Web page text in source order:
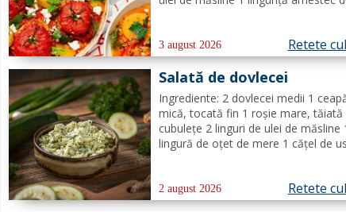
piper negru Mod de preparare: Se
încălzește cuptorul la...
3 august 2026 Retete
Salată de dovlecei
Ingrediente: 2 dovlecei medii 1
mică, tocată fin 1 roșie mare, tăiată
cubulețe 2 linguri de ulei de măsline
lingură de oțet de mere 1 cățel de
Mod de preparare: Taie dovleceii în
rondele subțiri sau...
2 august 2026 Retete